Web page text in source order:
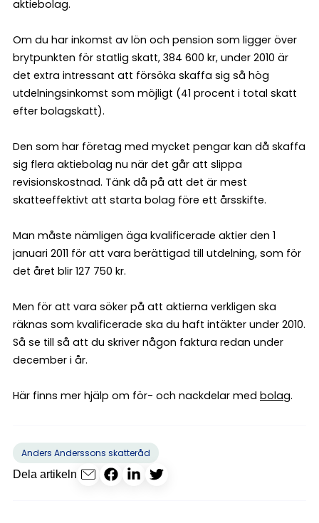
aktiebolag.
Om du har inkomst av lön och pension som ligger över
brytpunkten för statlig skatt, 384 600 kr, under 2010 är
det extra intressant att försöka skaffa sig så hög
utdelningsinkomst som möjligt (41 procent i total skatt
efter bolagskatt).
Den som har företag med mycket pengar kan då skaffa
sig flera aktiebolag nu när det går att slippa
revisionskostnad. Tänk då på att det är mest
skatteeffektivt att starta bolag före ett årsskifte.
Man måste nämligen äga kvalificerade aktier den 1
januari 2011 för att vara berättigad till utdelning, som för
det året blir 127 750 kr.
Men för att vara söker på att aktierna verkligen ska
räknas som kvalificerade ska du haft intäkter under 2010.
Så se till så att du skriver någon faktura redan under
december i år.
Här finns mer hjälp om för- och nackdelar med bolag.
Anders Anderssons skatteråd
Dela artikeln